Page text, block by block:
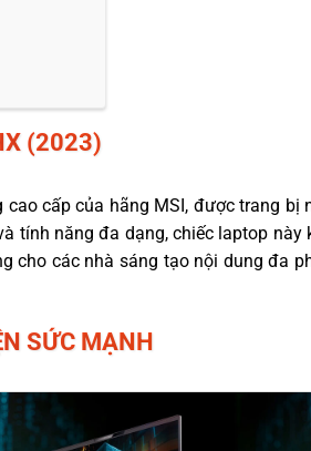
(2023)
cấp của hãng MSI, được trang bị
tính năng đa dạng, chiếc laptop này
cho các nhà sáng tạo nội dung đa
SỨC MẠNH